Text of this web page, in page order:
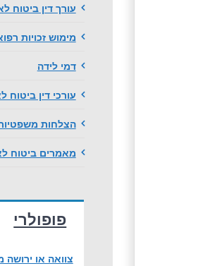
עורך דין ביטוח
מימוש זכויות
דמי לידה
עורכי דין ביטוח
הצלחות
מאמרים ביטוח
פופולרי
צוואה או